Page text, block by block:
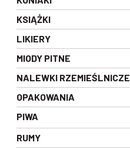
KSIĄŻKI
LIKIERY
MIODY PITNE
NALEWKI RZEMIEŚLNICZE
OPAKOWANIA
PIWA
RUMY